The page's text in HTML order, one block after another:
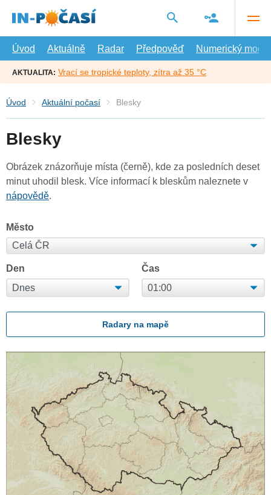
hlavní
Úvod
Aktuálně Radar Předpověď Numerický model
AKTUALITA: Vrací se tropické teploty, zítra až 35 °C
Úvod Aktuální počasí Blesky
Blesky
Obrázek znázorňuje místa (černě), kde za posledních deset
minut uhodil blesk. Více informací k bleskům naleznete v
nápovědě.
Město
Den Čas
Radary na mapě